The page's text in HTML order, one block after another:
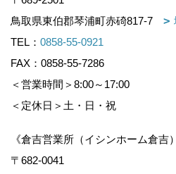
鳥取県東伯郡琴浦町赤碕817-7
TEL： 0858-55-0921
FAX：0858-55-7286
＜営業時間＞8:00～17:00
＜定休日＞土・日・祝
《倉吉営業所（イシンホーム倉吉
〒682-0041